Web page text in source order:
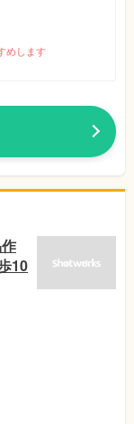
めします
10